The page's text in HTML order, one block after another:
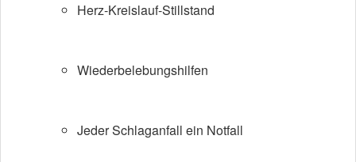
Herz-Kreislauf-Stillstand
Wiederbelebungshilfen
Jeder Schlaganfall ein Notfall